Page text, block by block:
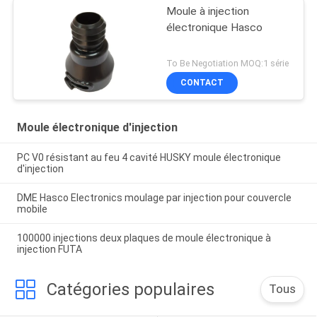
Moule à injection
électronique Hasco
To Be Negotiation MOQ:1 série
CONTACT
Moule électronique d'injection
PC V0 résistant au feu 4 cavité HUSKY moule électronique
d'injection
DME Hasco Electronics moulage par injection pour couvercle
mobile
100000 injections deux plaques de moule électronique à
injection FUTA
Catégories populaires Tous